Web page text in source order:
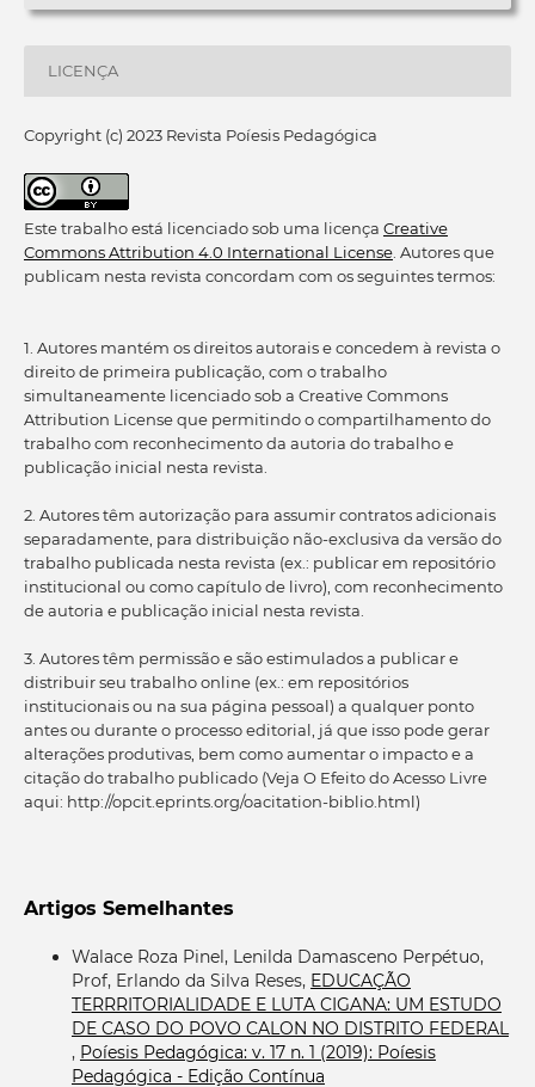
LICENÇA
Copyright (c) 2023 Revista Poíesis Pedagógica
Este trabalho está licenciado sob uma licença Creative
Commons Attribution 4.0 International License. Autores que
publicam nesta revista concordam com os seguintes termos:
1. Autores mantém os direitos autorais e concedem à revista o
direito de primeira publicação, com o trabalho
simultaneamente licenciado sob a Creative Commons
Attribution License que permitindo o compartilhamento do
trabalho com reconhecimento da autoria do trabalho e
publicação inicial nesta revista.
2. Autores têm autorização para assumir contratos adicionais
separadamente, para distribuição não-exclusiva da versão do
trabalho publicada nesta revista (ex.: publicar em repositório
institucional ou como capítulo de livro), com reconhecimento
de autoria e publicação inicial nesta revista.
3. Autores têm permissão e são estimulados a publicar e
distribuir seu trabalho online (ex.: em repositórios
institucionais ou na sua página pessoal) a qualquer ponto
antes ou durante o processo editorial, já que isso pode gerar
alterações produtivas, bem como aumentar o impacto e a
citação do trabalho publicado (Veja O Efeito do Acesso Livre
aqui: http://opcit.eprints.org/oacitation-biblio.html)
Artigos Semelhantes
Walace Roza Pinel, Lenilda Damasceno Perpétuo,
Prof, Erlando da Silva Reses, EDUCAÇÃO
TERRRITORIALIDADE E LUTA CIGANA: UM ESTUDO
DE CASO DO POVO CALON NO DISTRITO FEDERAL
, Poíesis Pedagógica: v. 17 n. 1 (2019): Poíesis
Pedagógica - Edição Contínua